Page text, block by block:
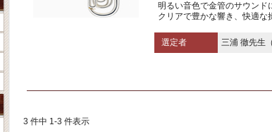
明るい音色で金管のサウンド
クリアで豊かな響き、快適な
選定者 三浦 徹先生
3 件中 1-3 件表示